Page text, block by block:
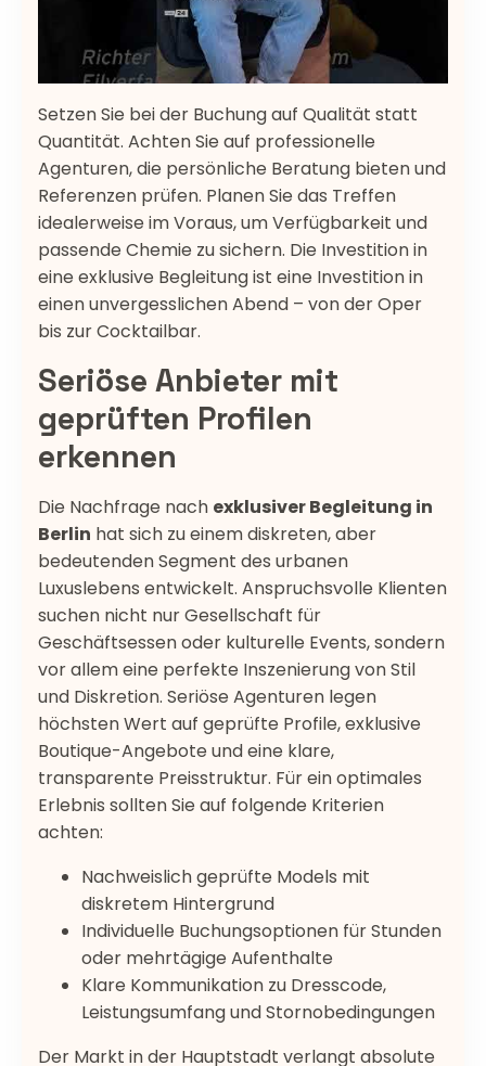
Setzen Sie bei der Buchung auf Qualität statt
Quantität. Achten Sie auf professionelle
Agenturen, die persönliche Beratung bieten und
Referenzen prüfen. Planen Sie das Treffen
idealerweise im Voraus, um Verfügbarkeit und
passende Chemie zu sichern. Die Investition in
eine exklusive Begleitung ist eine Investition in
einen unvergesslichen Abend – von der Oper
bis zur Cocktailbar.
Seriöse Anbieter mit
geprüften Profilen
erkennen
Die Nachfrage nach exklusiver Begleitung in
Berlin hat sich zu einem diskreten, aber
bedeutenden Segment des urbanen
Luxuslebens entwickelt. Anspruchsvolle Klienten
suchen nicht nur Gesellschaft für
Geschäftsessen oder kulturelle Events, sondern
vor allem eine perfekte Inszenierung von Stil
und Diskretion. Seriöse Agenturen legen
höchsten Wert auf geprüfte Profile, exklusive
Boutique-Angebote und eine klare,
transparente Preisstruktur. Für ein optimales
Erlebnis sollten Sie auf folgende Kriterien
achten:
Nachweislich geprüfte Models mit
diskretem Hintergrund
Individuelle Buchungsoptionen für Stunden
oder mehrtägige Aufenthalte
Klare Kommunikation zu Dresscode,
Leistungsumfang und Stornobedingungen
Der Markt in der Hauptstadt verlangt absolute